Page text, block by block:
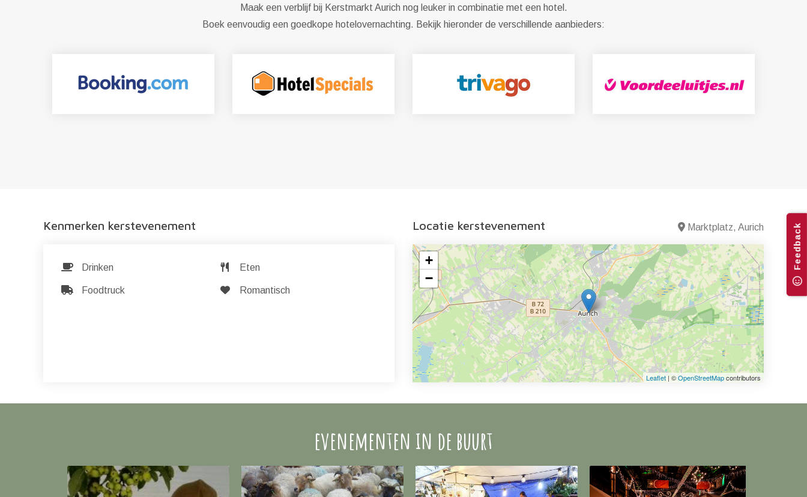
Maak een verblijf bij Kerstmarkt Aurich nog leuker in combinatie met een hotel.
Boek eenvoudig een goedkope hotelovernachting. Bekijk hieronder de verschillende aanbieders:
Kenmerken kerstevenement
Drinken Eten
Foodtruck Romantisch
Locatie kerstevenement Marktplatz, Aurich
+
−
Leaflet | ©OpenStreetMapcontributors
evenementen in de buurt
Feedback